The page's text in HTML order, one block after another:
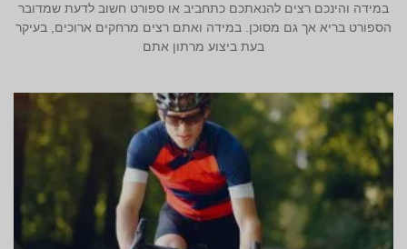
במידה והינכם רצים להנאתכם כתחביב או ספורט חשוב לדעת שמדובר
הספורט בריא אך גם מסוכן. במידה ואתם רצים מרחקים ארוכים, בעיקר
בעת ביצוע מרתון אתם